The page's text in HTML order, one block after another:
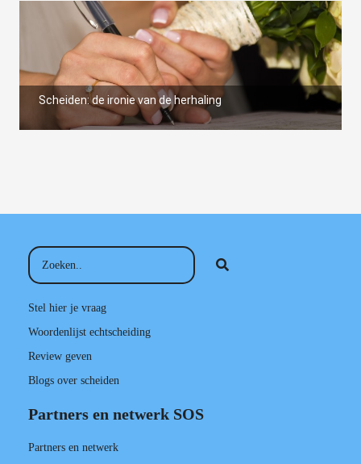
Scheiden: de ironie van de herhaling
Stel hier je vraag
Woordenlijst echtscheiding
Review geven
Blogs over scheiden
Partners en netwerk SOS
Partners en netwerk